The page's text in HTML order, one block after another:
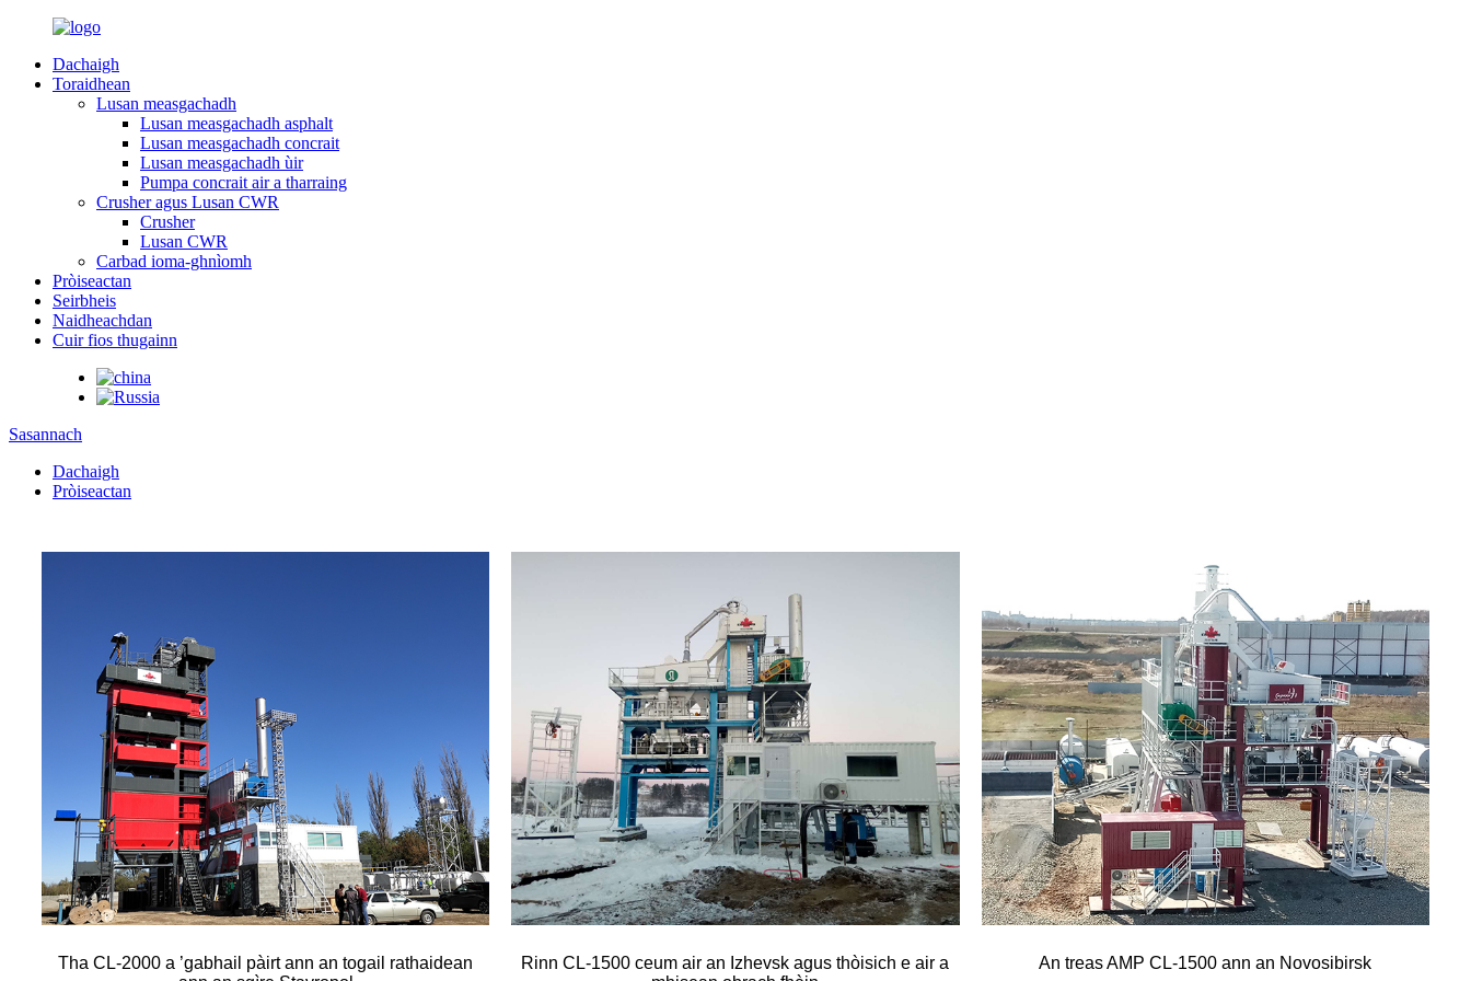
Dachaigh
Toraidhean
Lusan measgachadh
Lusan measgachadh asphalt
Lusan measgachadh concrait
Lusan measgachadh ùir
Pumpa concrait air a tharraing
Crusher agus Lusan CWR
Crusher
Lusan CWR
Carbad ioma-ghnìomh
Pròiseactan
Seirbheis
Naidheachdan
Cuir fios thugainn
Sasannach
Dachaigh
Pròiseactan
Tha CL-2000 a ’gabhail pàirt ann an togail rathaidean
Rinn CL-1500 ceum air an Izhevsk agus thòisich e air a
An treas AMP CL-1500 ann an Novosibirsk